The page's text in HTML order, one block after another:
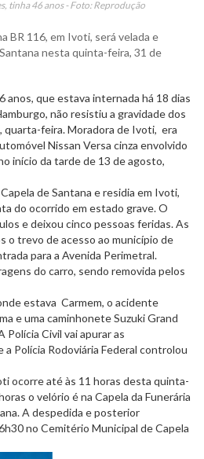
tinha 46 anos - Foto: Reprodução
BR 116, em Ivoti, será velada e
nesta quinta-feira, 31 de
anos, que estava internada há 18 dias
não resistiu a gravidade dos
feira. Moradora de Ivoti, era
Nissan Versa cinza envolvido
início da tarde de 13 de agosto,
de Santana e residia em Ivoti,
do ocorrido em estado grave. O
e deixou cinco pessoas feridas. As
o trevo de acesso ao município de
para a Avenida Perimetral.
do carro, sendo removida pelos
estava Carmem, o acidente
e uma caminhonete Suzuki Grand
Polícia Civil vai apurar as
Polícia Rodoviária Federal controlou
ocorre até às 11 horas desta quinta-
o velório é na Capela da Funerária
A despedida e posterior
no Cemitério Municipal de Capela